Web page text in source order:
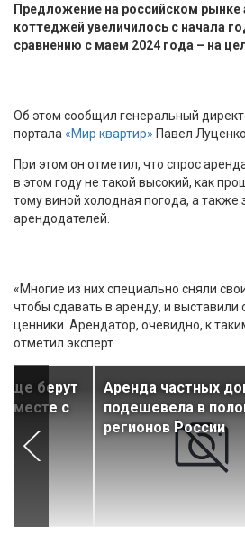
Предложение на российском рынке
коттеджей увеличилось с начала
сравнению с маем 2024 года – на
Об этом сообщил генеральный
портала «Мир квартир» Павел Луценко.
При этом он отметил, что спрос
в этом году не такой высокий, как
тому виной холодная погода, а
арендодателей.
«Многие из них специально сняли
чтобы сдавать в аренду, и
ценники. Арендатор, очевидно, к
отметил эксперт.
берут
вместе с
Аренда частных
подешевела в
регионов России